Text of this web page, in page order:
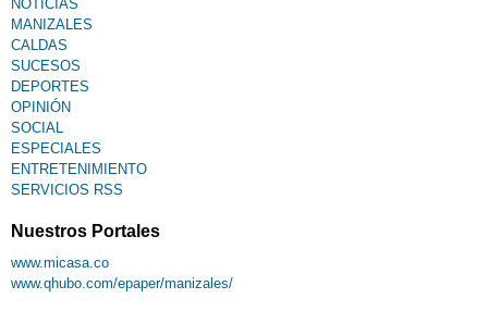
NOTICIAS
MANIZALES
CALDAS
SUCESOS
DEPORTES
OPINIÓN
SOCIAL
ESPECIALES
ENTRETENIMIENTO
SERVICIOS RSS
Nuestros Portales
www.micasa.co
www.qhubo.com/epaper/manizales/